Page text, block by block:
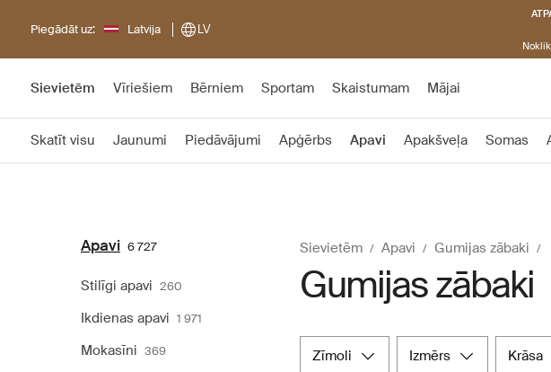
Piegādāt uz: Latvija LV
Sievietēm Vīriešiem Bērniem Sportam Skaistumam Mājai
Skatīt visu Jaunumi Piedāvājumi Apģērbs Apavi Apakšveļa Somas
Apavi 6 727
Stilīgi apavi 260
Ikdienas apavi 1 971
Mokasīni 369
Sievietēm Apavi Gumijas zābaki
Gumijas zābaki
zīmoli izmērs krāsa